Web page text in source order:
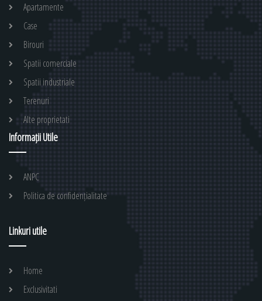
Apartamente
Case
Birouri
Spatii comerciale
Spatii industriale
Terenuri
Alte proprietati
Informații Utile
ANPC
Politica de confidențialitate
Linkuri utile
Home
Exclusivitati